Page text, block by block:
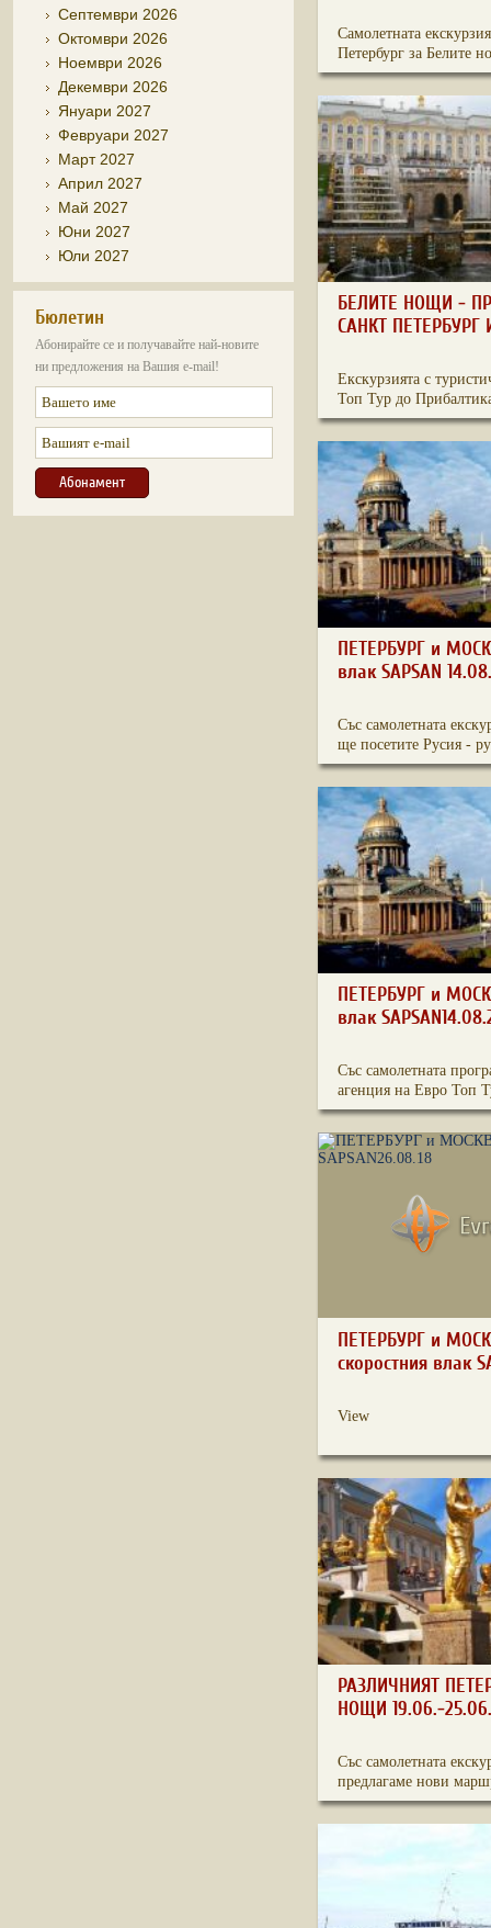
Септември 2026
Октомври 2026
Ноември 2026
Декември 2026
Януари 2027
Февруари 2027
Март 2027
Април 2027
Май 2027
Юни 2027
Юли 2027
Бюлетин
Абонирайте се и получавайте най-новите
ни предложения на Вашия e-mail!
Самолетната
Петербург за Белите
БЕЛИТЕ НОЩИ -
САНКТ ПЕТЕРБУРГ
Екскурзията с
Топ Тур до
ПЕТЕРБУРГ и
влак SAPSAN
Със самолетната
ще посетите Русия -
ПЕТЕРБУРГ и
влак
Със самолетната
агенция на Евро Топ
ПЕТЕРБУРГ и
скоростния влак
View
РАЗЛИЧНИЯТ
НОЩИ 19.06.-
Със самолетната
предлагаме нови